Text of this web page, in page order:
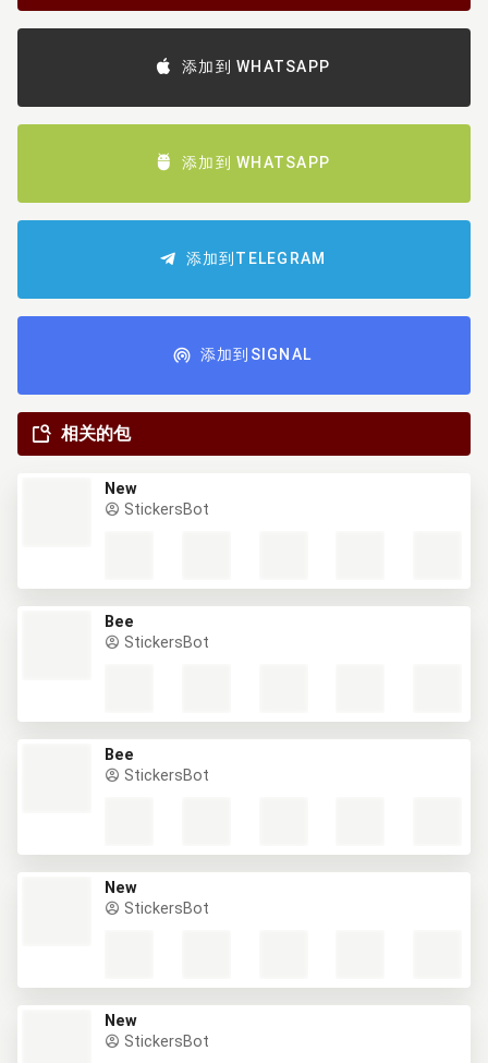
添加到 WHATSAPP
添加到 WHATSAPP
添加到TELEGRAM
添加到SIGNAL
相关的包
New
StickersBot
Bee
StickersBot
Bee
StickersBot
New
StickersBot
New
StickersBot